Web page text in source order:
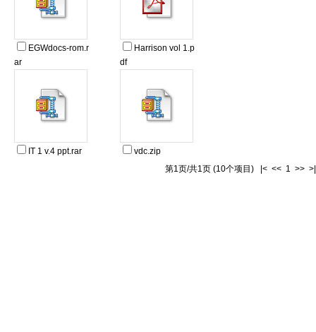
EGWdocs-rom.r
ar
Harrison vol 1.p
df
IT 1 v.4 ppt.rar
vdc.zip
第1页/共1页 (10个项目) |< << 1 >> >|